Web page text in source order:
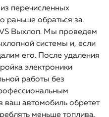
перечисленных
раньше обраться за
Выхлоп. Мы проведем
системы и, если
его. После удаления
электроники
работы без
ваш автомобиль обретет
меньше топлива,